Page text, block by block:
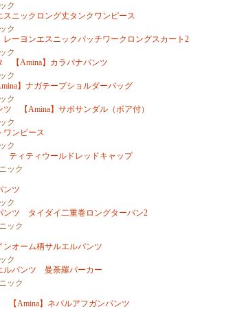
ク
スニックロング丈タンクワンピース
ク
レーヨンエスニックパッチワークロングスカート2
ク
【Amina】カラパナパンツ
ク
】ナガテープショルダーバッグ
ク
ツ
【Amina】サボサンダル（ボア付）
ク
ワンピース
ク
ティティウールドレッドキャップ
ック
ンツ
ク
ンツ
タイダイ二重巻ロングターバン2
ック
ンオーム柄サルエルパンツ
ク
ルパンツ
曼荼羅パーカー
ック
【Amina】ネパルアフガンパンツ